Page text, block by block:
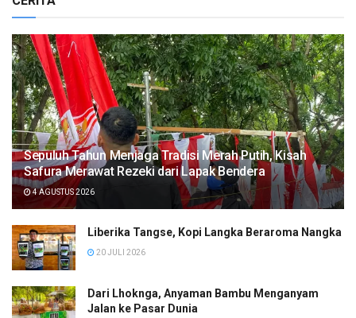
Sepuluh Tahun Menjaga Tradisi Merah Putih, Kisah
Safura Merawat Rezeki dari Lapak Bendera
4 AGUSTUS 2026
Liberika Tangse, Kopi Langka Beraroma Nangka
20 JULI 2026
Dari Lhoknga, Anyaman Bambu Menganyam
Jalan ke Pasar Dunia